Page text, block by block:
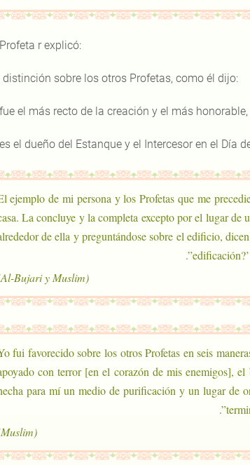
r explicó:
distinción sobre los otros Profetas, como él dijo:
el más recto de la creación y el más
el dueño del Estanque y el Intercesor en el Día
ejemplo de mi persona y los Profetas que me
La concluye y la completa excepto por el lugar de
de ella y preguntándose sobre el edificio,
(Al-Bujari y Muslim)
fui favorecido sobre los otros Profetas en seis
con terror [en el corazón de mis enemigos],
para mí un medio de purificación y un lugar de
(Muslim)